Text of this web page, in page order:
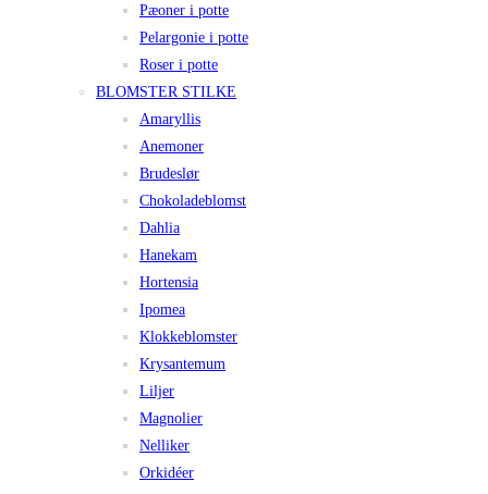
Pæoner i potte
Pelargonie i potte
Roser i potte
BLOMSTER STILKE
Amaryllis
Anemoner
Brudeslør
Chokoladeblomst
Dahlia
Hanekam
Hortensia
Ipomea
Klokkeblomster
Krysantemum
Liljer
Magnolier
Nelliker
Orkidéer